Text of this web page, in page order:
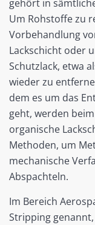
gehört in
Um Rohstoffe zu
Vorbehandlung
Lackschicht oder
Schutzlack, etwa
wieder zu
dem es um das
geht, werden
organische
Methoden, um
mechanische
Abspachteln.
Im Bereich
Stripping